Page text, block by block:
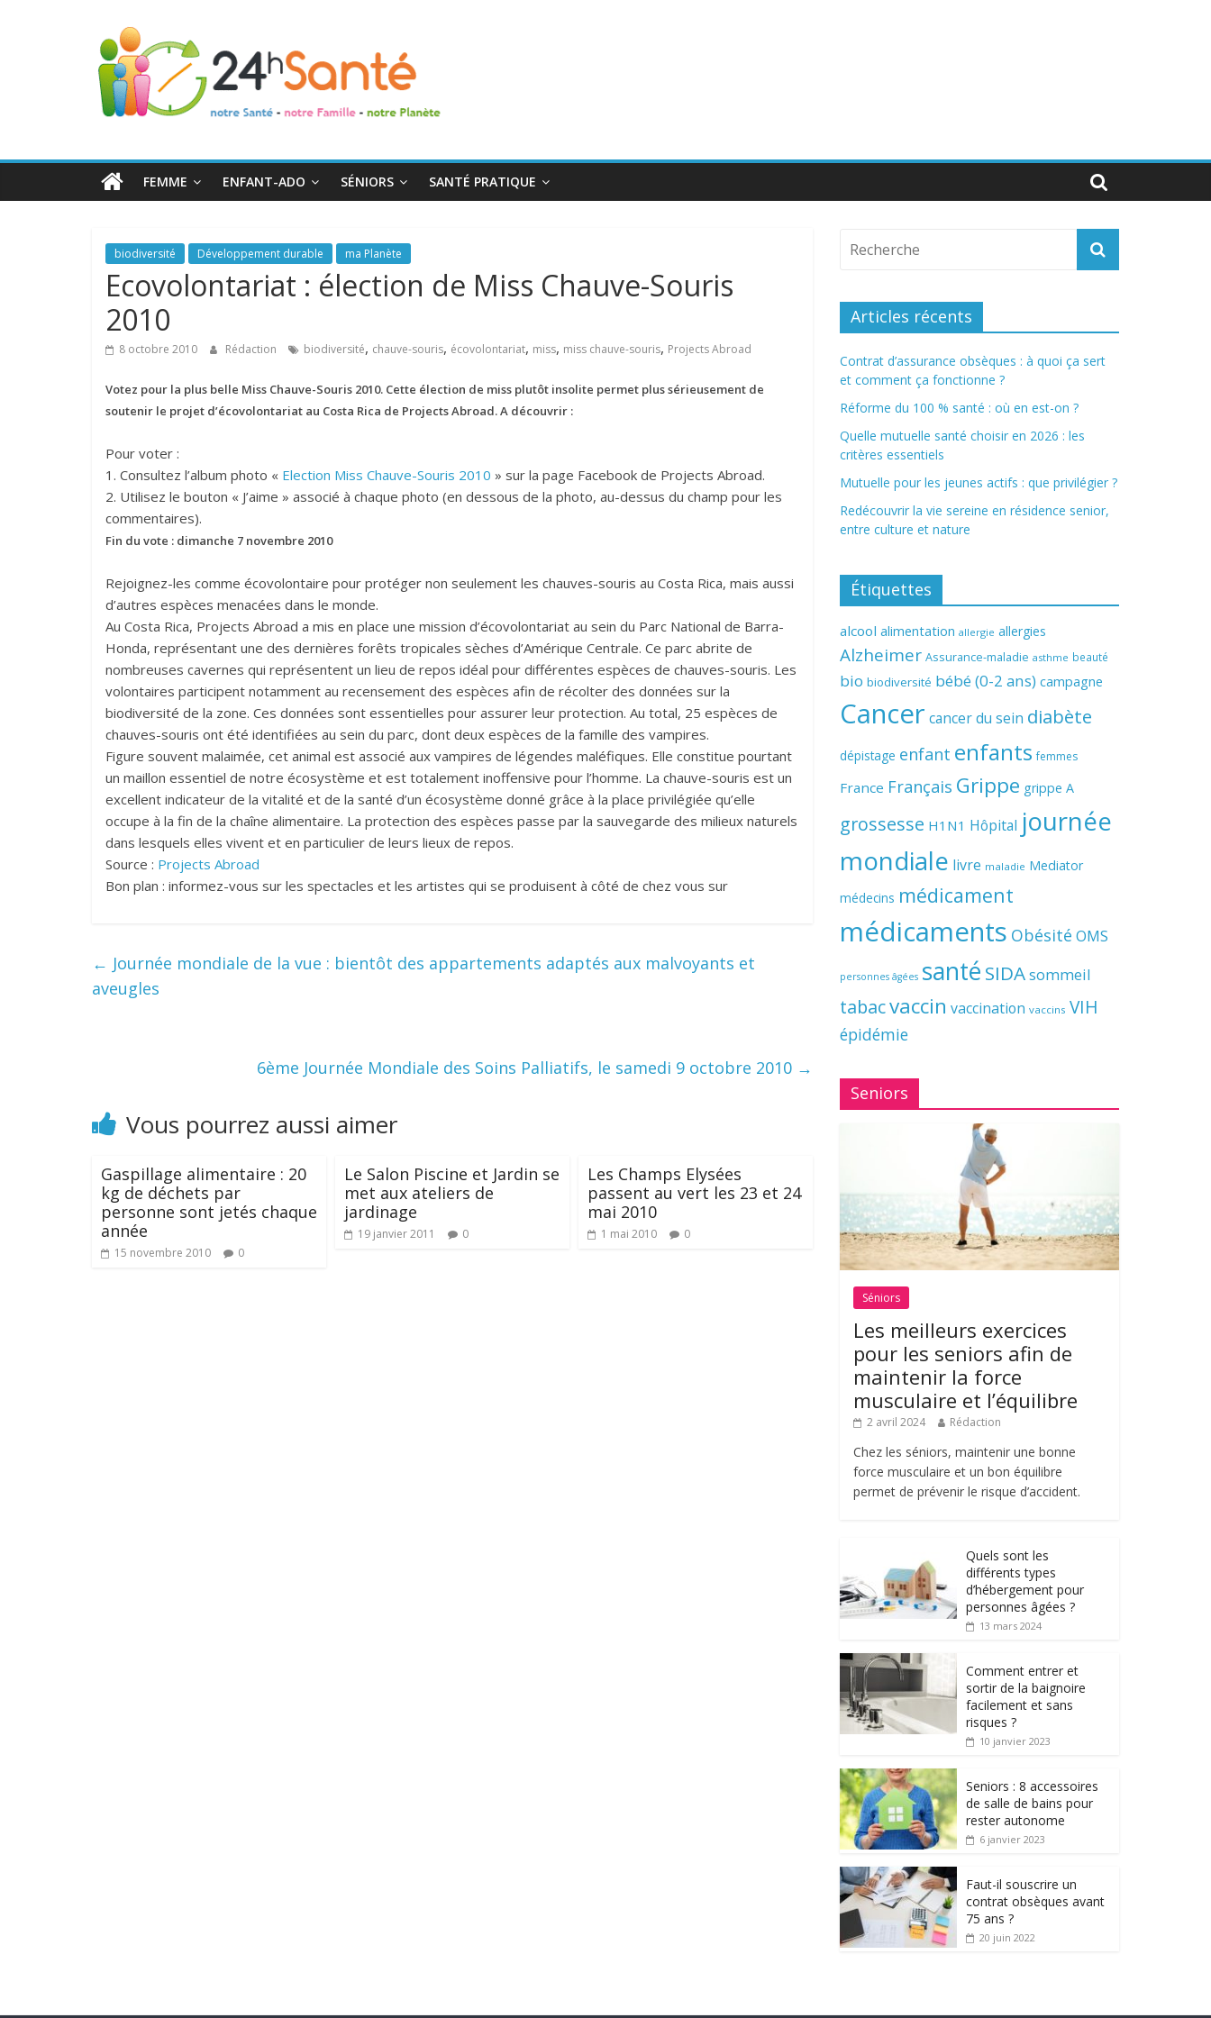
24h
Santé
toute
FEMME ENFANT-ADO SÉNIORS SANTÉ PRATIQUE
biodiversité Développement durable ma Planète
Ecovolontariat : élection de Miss Chauve-Souris
2010
8 octobre 2010 Rédaction biodiversité, chauve-souris, écovolontariat, miss, miss chauve-souris, Projects Abroad
Votez pour la plus belle Miss Chauve-Souris 2010. Cette élection de miss plutôt insolite permet plus sérieusement de
soutenir le projet d’écovolontariat au Costa Rica de Projects Abroad. A découvrir :
Pour voter :
1. Consultez l’album photo « Election Miss Chauve-Souris 2010 » sur la page Facebook de Projects Abroad.
2. Utilisez le bouton « J’aime » associé à chaque photo (en dessous de la photo, au-dessus du champ pour les
commentaires).
Fin du vote : dimanche 7 novembre 2010
Rejoignez-les comme écovolontaire pour protéger non seulement les chauves-souris au Costa Rica, mais aussi
d’autres espèces menacées dans le monde.
Au Costa Rica, Projects Abroad a mis en place une mission d’écovolontariat au sein du Parc National de Barra-
Honda, représentant une des dernières forêts tropicales sèches d’Amérique Centrale. Ce parc abrite de
nombreuses cavernes qui représentent un lieu de repos idéal pour différentes espèces de chauves-souris. Les
volontaires participent notamment au recensement des espèces afin de récolter des données sur la
biodiversité de la zone. Ces données sont essentielles pour assurer leur protection. Au total, 25 espèces de
chauves-souris ont été identifiées au sein du parc, dont deux espèces de la famille des vampires.
Figure souvent malaimée, cet animal est associé aux vampires de légendes maléfiques. Elle constitue pourtant
un maillon essentiel de notre écosystème et est totalement inoffensive pour l’homme. La chauve-souris est un
excellent indicateur de la vitalité et de la santé d’un écosystème donné grâce à la place privilégiée qu’elle
occupe à la fin de la chaîne alimentaire. La protection des espèces passe par la sauvegarde des milieux naturels
dans lesquels elles vivent et en particulier de leurs lieux de repos.
Source : Projects Abroad
Bon plan : informez-vous sur les spectacles et les artistes qui se produisent à côté de chez vous sur
← Journée mondiale de la vue : bientôt des appartements adaptés aux malvoyants et
aveugles
6ème Journée Mondiale des Soins Palliatifs, le samedi 9 octobre 2010 →
Vous pourrez aussi aimer
Gaspillage alimentaire : 20
kg de déchets par
personne sont jetés chaque
année
15 novembre 2010 0
Le Salon Piscine et Jardin se
met aux ateliers de
jardinage
19 janvier 2011 0
Les Champs Elysées
passent au vert les 23 et 24
mai 2010
1 mai 2010 0
Articles récents
Contrat d’assurance obsèques : à quoi ça sert
et comment ça fonctionne ?
Réforme du 100 % santé : où en est-on ?
Quelle mutuelle santé choisir en 2026 : les
critères essentiels
Mutuelle pour les jeunes actifs : que privilégier ?
Redécouvrir la vie sereine en résidence senior,
entre culture et nature
Étiquettes
alcool alimentation allergie allergies
Alzheimer Assurance-maladie asthme beauté
bio biodiversité bébé (0-2 ans) campagne
Cancer cancer du sein diabète
dépistage enfant enfants femmes
France Français Grippe grippe A
grossesse H1N1 Hôpital journée
mondiale livre maladie Mediator
médecins médicament
médicaments Obésité OMS
personnes âgées santé SIDAsommeil
tabacvaccin vaccination vaccins VIH
épidémie
Seniors
Séniors
Les meilleurs exercices
pour les seniors afin de
maintenir la force
musculaire et l’équilibre
2 avril 2024 Rédaction
Chez les séniors, maintenir une bonne
force musculaire et un bon équilibre
permet de prévenir le risque d’accident.
Quels sont les
différents types
d’hébergement pour
personnes âgées ?
13 mars 2024
Comment entrer et
sortir de la baignoire
facilement et sans
risques ?
10 janvier 2023
Seniors : 8 accessoires
de salle de bains pour
rester autonome
6 janvier 2023
Faut-il souscrire un
contrat obsèques avant
75 ans ?
20 juin 2022